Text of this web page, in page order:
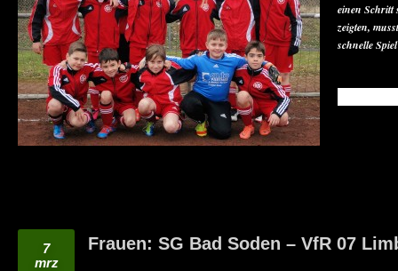
einen Schritt
zeigten,
schnelle
7
mrz
Frauen: SG Bad Soden – VfR 07